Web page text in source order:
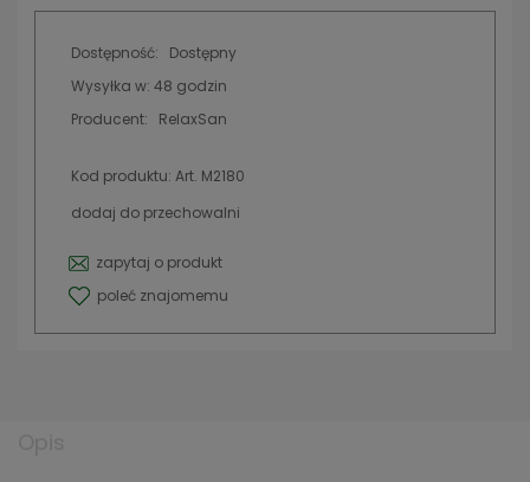
Dostępność:
Dostępny
Wysyłka w: 48 godzin
Producent:
RelaxSan
Kod produktu: Art. M2180
dodaj do przechowalni
zapytaj o produkt
poleć znajomemu